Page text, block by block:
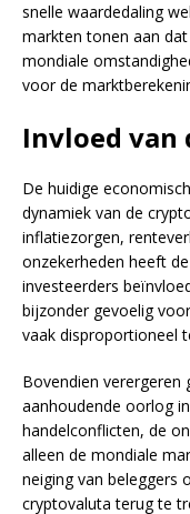
snelle waardedaling
markten tonen aan
mondiale
voor de
Invloed van
De huidige
dynamiek van de
inflatiezorgen,
onzekerheden heeft
investeerders
bijzonder gevoelig
vaak disproportioneel
Bovendien verergeren
aanhoudende oorlog
handelconflicten, de
alleen de mondiale
neiging van beleggers
cryptovaluta terug te